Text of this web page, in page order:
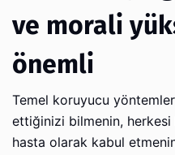
ve morali
önemli
Temel koruyucu
ettiğinizi bilmenin,
hasta olarak kabul